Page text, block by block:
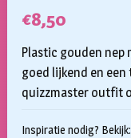
€8,50
Plastic gouden nep
goed lijkend en
quizzmaster outfit
Inspiratie nodig? Bekijk: